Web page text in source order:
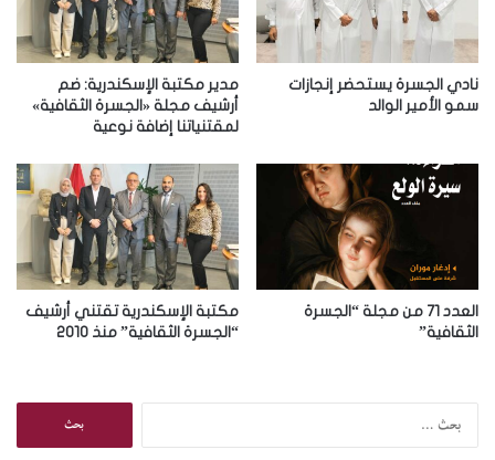
ك
ت
ر
و
نادي الجسرة يستحضر إنجازات
سمو الأمير الوالد
مدير مكتبة الإسكندرية: ضم
أرشيف مجلة «الجسرة الثقافية»
لمقتنياتنا إضافة نوعية
العدد 71 من مجلة “الجسرة
الثقافية”
مكتبة الإسكندرية تقتني أرشيف
“الجسرة الثقافية” منذ 2010